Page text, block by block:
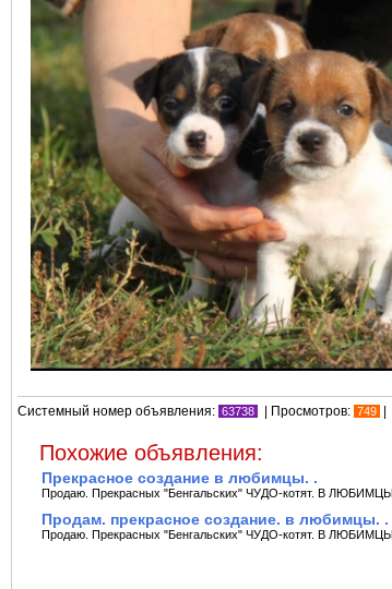
Системный номер объявления: 63738 | Просмотров: 749
Похожие объявления:
Прекрасное создание в любимцы. .
Продаю. Прекрасныx "Бенгальскиx" ЧУДО-котят. В
Продам. прекрасное создание. в любимцы. .
Продаю. Прекрасныx "Бенгальскиx" ЧУДО-котят. В